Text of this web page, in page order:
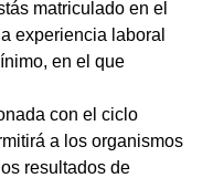
matriculado en el
experiencia laboral
en el que
con el ciclo
a los organismos
resultados de